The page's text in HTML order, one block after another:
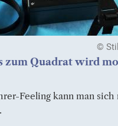
©
zum Quadrat wird
Feeling kann man sich